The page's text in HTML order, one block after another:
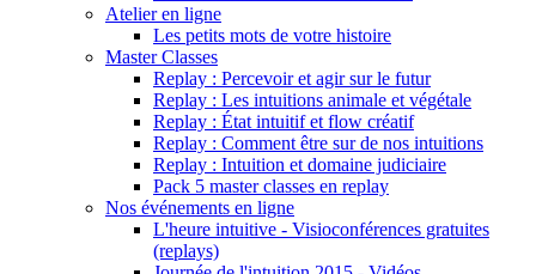
Atelier en ligne
Les petits mots de votre histoire
Master Classes
Replay : Percevoir et agir sur le futur
Replay : Les intuitions animale et végétale
Replay : État intuitif et flow créatif
Replay : Comment être sur de nos intuitions
Replay : Intuition et domaine judiciaire
Pack 5 master classes en replay
Nos événements en ligne
L'heure intuitive - Visioconférences gratuites
(replays)